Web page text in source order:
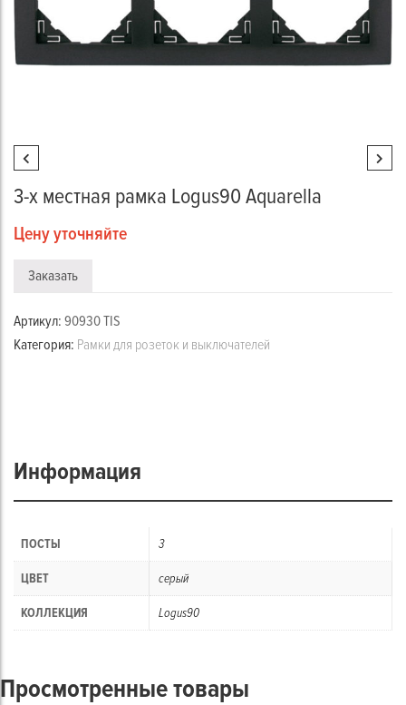
3-х местная рамка Logus90 Aquarella
Цену уточняйте
Заказать
Артикул: 90930 TIS
Категория: Рамки для розеток и выключателей
Информация
ПОСТЫ 3
ЦВЕТ серый
КОЛЛЕКЦИЯ Logus90
Просмотренные товары